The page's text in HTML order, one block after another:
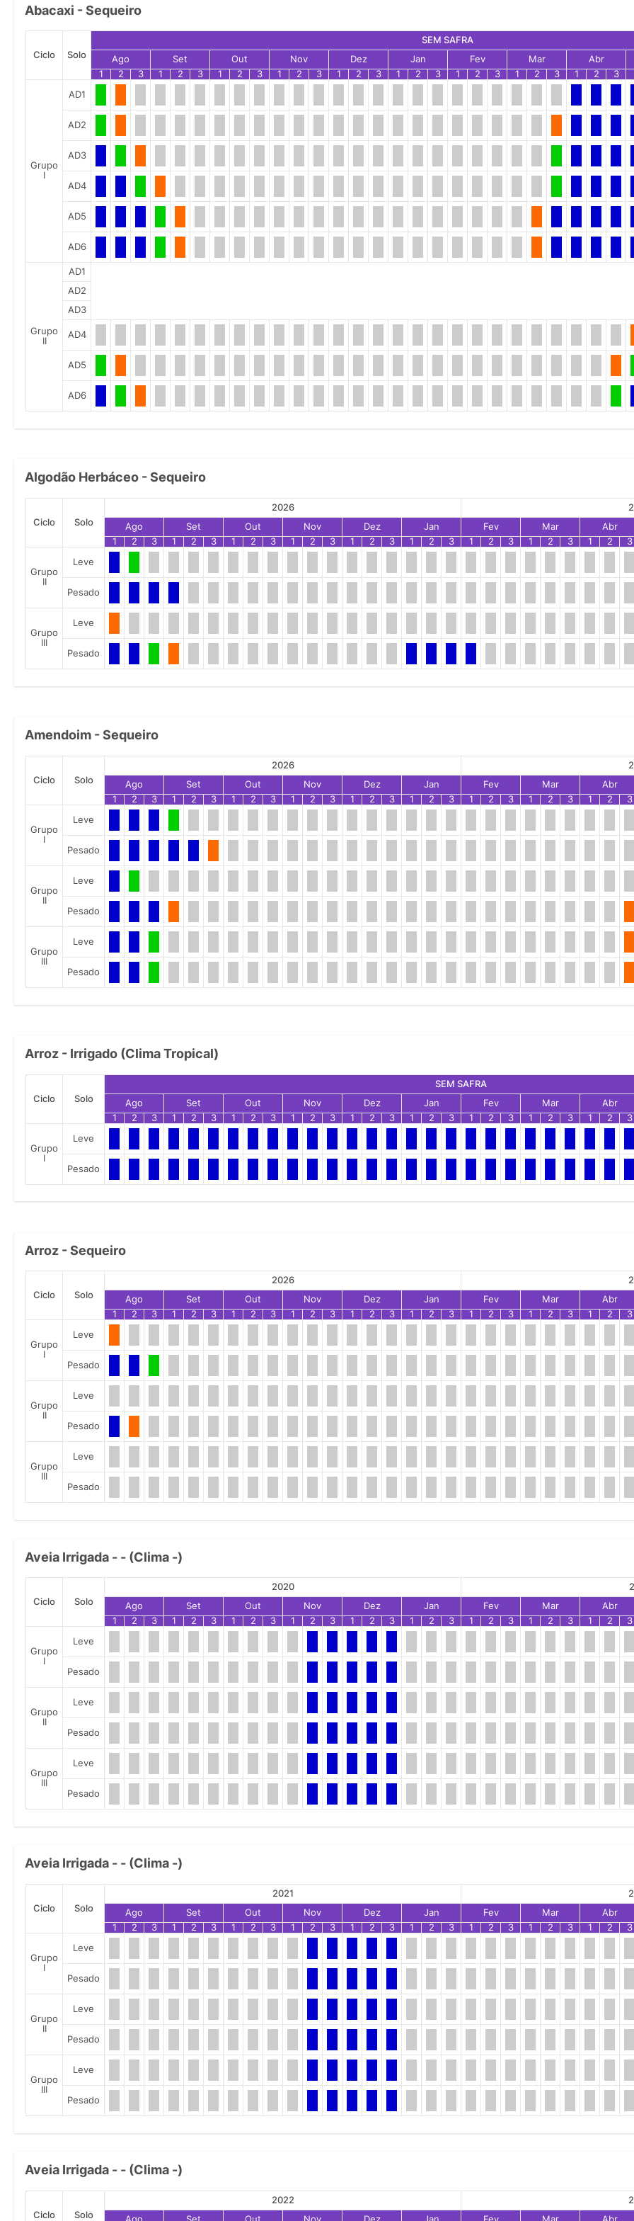
Abacaxi - Sequeiro
Ciclo Solo
SEM SAFRA
Ago
Set Out Nov Dez Jan Fev Mar Abr
1
2 3 1 2 3 1 2 3 1 2 3 1 2 3 1 2 3 1 2 3 1 2 3 1 2 3
Grupo
I
AD1
AD2
AD3
AD4
AD5
AD6
Grupo
II
AD1
AD2
AD3
AD4
AD5
AD6
Algodão Herbáceo - Sequeiro
Ciclo Solo
2026
Ago
Set Out Nov Dez Jan Fev Mar Abr
1
2 3 1 2 3 1 2 3 1 2 3 1 2 3 1 2 3 1 2 3 1 2 3 1 2 3
Grupo
II
Leve
Pesado
Grupo
III
Leve
Pesado
Amendoim - Sequeiro
Ciclo Solo
2026
Ago
Set Out Nov Dez Jan Fev Mar Abr
1
2 3 1 2 3 1 2 3 1 2 3 1 2 3 1 2 3 1 2 3 1 2 3 1 2 3
Grupo
I
Leve
Pesado
Grupo
II
Leve
Pesado
Grupo
III
Leve
Pesado
Arroz - Irrigado (Clima Tropical)
Ciclo Solo
SEM SAFRA
Ago
Set Out Nov Dez Jan Fev Mar Abr
1
2 3 1 2 3 1 2 3 1 2 3 1 2 3 1 2 3 1 2 3 1 2 3 1 2 3
Grupo
I
Leve
Pesado
Arroz - Sequeiro
Ciclo Solo
2026
Ago
Set Out Nov Dez Jan Fev Mar Abr
1
2 3 1 2 3 1 2 3 1 2 3 1 2 3 1 2 3 1 2 3 1 2 3 1 2 3
Grupo
I
Leve
Pesado
Grupo
II
Leve
Pesado
Grupo
III
Leve
Pesado
Aveia Irrigada - - (Clima -)
Ciclo Solo
2020
Ago
Set Out Nov Dez Jan Fev Mar Abr
1
2 3 1 2 3 1 2 3 1 2 3 1 2 3 1 2 3 1 2 3 1 2 3 1 2 3
Grupo
I
Leve
Pesado
Grupo
II
Leve
Pesado
Grupo
III
Leve
Pesado
Aveia Irrigada - - (Clima -)
Ciclo Solo
2021
Ago
Set Out Nov Dez Jan Fev Mar Abr
1
2 3 1 2 3 1 2 3 1 2 3 1 2 3 1 2 3 1 2 3 1 2 3 1 2 3
Grupo
I
Leve
Pesado
Grupo
II
Leve
Pesado
Grupo
III
Leve
Pesado
Aveia Irrigada - - (Clima -)
Ciclo Solo
2022